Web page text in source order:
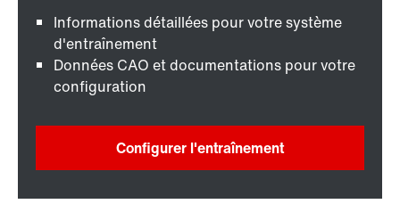
Informations détaillées pour votre système
d'entraînement
Données CAO et documentations pour votre
configuration
Configurer l'entraînement